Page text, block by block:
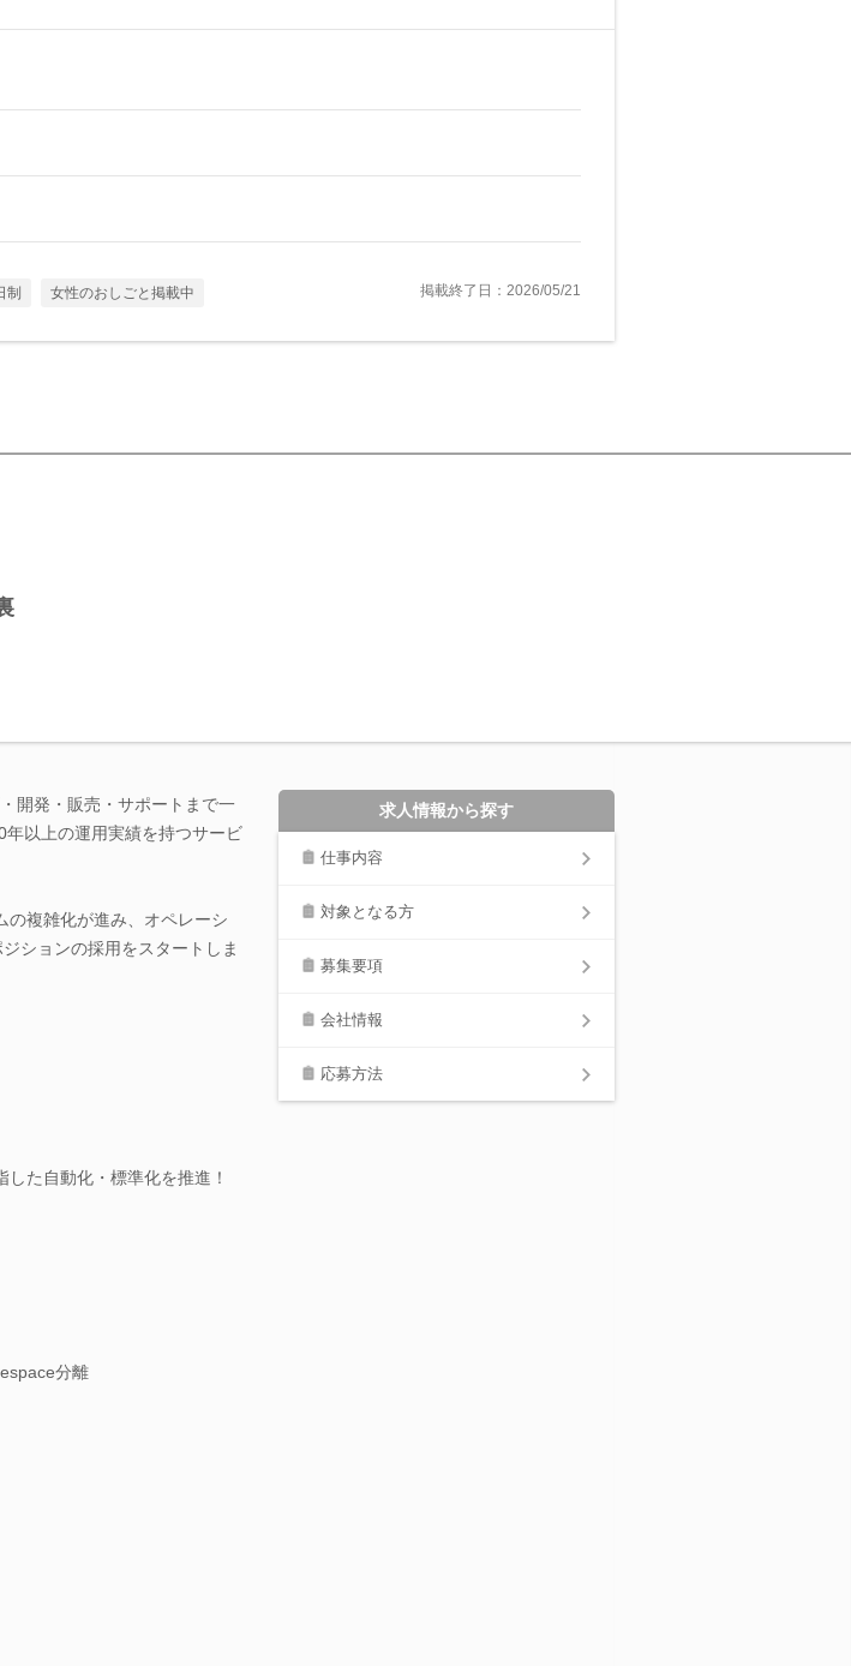
制 女性のおしごと掲載中 掲載終了日：2026/05/21
開発・販売・サポートまで一
以上の運用実績を持つサービ
の複雑化が進み、オペレーシ
ションの採用をスタートしま
た自動化・標準化を推進！
分離
求人情報から探す
仕事内容
対象となる方
募集要項
会社情報
応募方法